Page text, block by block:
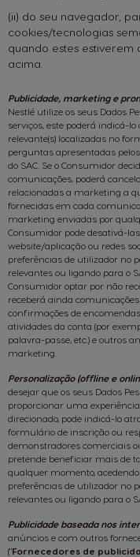
Encomenda
Comparar
NEWSLETTER
(ii) do seu navegador,
cookies/tecnologias
quando estes estiverem
acima.
Publicidade, marketing e
Nestlé utilize os seus Dados
serviços, este poderá indicá-lo
relevante(s) localizadas no
perguntas apresentadas
do SAC. Se o Consumidor
comunicações, poderá
relacionadas a marketing a
fornecidas em cada
marketing enviadas por
Consumidor pode desativá-
website/aplicação ou redes
preferências de utilizador no
relevantes ou ligando para o
Consumidor optar por não
receberá ainda
confirmações de
atividades da conta (por
palavra-passe, etc.) e outros
marketing.
Personalização (offline e
desejar que os seus Dados
proporcionar uma
direcionado, pode indicá-lo
formulário de inscrição ou
demonstradores comerciais
pretende beneficiar mais de
qualquer momento,
preferências de utilizador no
relevantes ou ligando para o
Publicidade baseada nos
anúncios e com outros
("Fornecedores de